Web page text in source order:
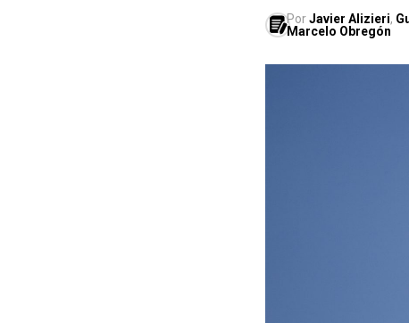
Por Javier Alizieri,
Marcelo Obregón